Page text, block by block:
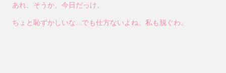
あれ、そうか、今日だっけ。
ちょと恥ずかしいな….でも仕方ないよね。私も脱ぐわ。